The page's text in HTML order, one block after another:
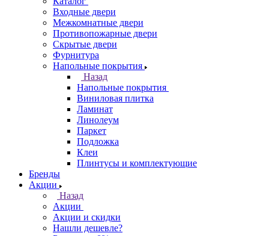
Входные двери
Межкомнатные двери
Противопожарные двери
Скрытые двери
Фурнитура
Напольные покрытия
Назад
Напольные покрытия
Виниловая плитка
Ламинат
Линолеум
Паркет
Подложка
Клеи
Плинтусы и комплектующие
Бренды
Акции
Назад
Акции
Акции и скидки
Нашли дешевле?